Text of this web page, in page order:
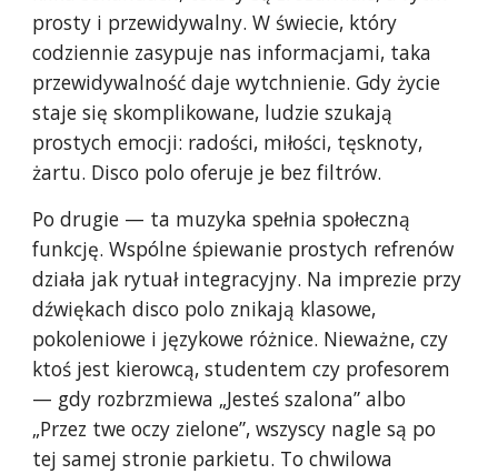
prosty i przewidywalny. W świecie, który
codziennie zasypuje nas informacjami, taka
przewidywalność daje wytchnienie. Gdy życie
staje się skomplikowane, ludzie szukają
prostych emocji: radości, miłości, tęsknoty,
żartu. Disco polo oferuje je bez filtrów.
Po drugie — ta muzyka spełnia społeczną
funkcję. Wspólne śpiewanie prostych refrenów
działa jak rytuał integracyjny. Na imprezie przy
dźwiękach disco polo znikają klasowe,
pokoleniowe i językowe różnice. Nieważne, czy
ktoś jest kierowcą, studentem czy profesorem
— gdy rozbrzmiewa „Jesteś szalona” albo
„Przez twe oczy zielone”, wszyscy nagle są po
tej samej stronie parkietu. To chwilowa